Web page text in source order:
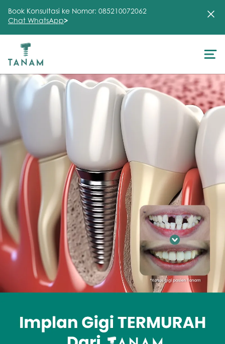
About Us
Treatment
Clinic
FAQ
Articles
Promo &
Deals
Book Konsultasi ke Nomor: 085210072062
Chat WhatsApp>